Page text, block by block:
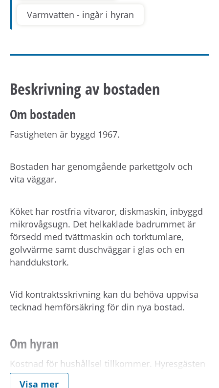
Varmvatten - ingår i hyran
Beskrivning av bostaden
Om bostaden
Fastigheten är byggd 1967.
Bostaden har genomgående parkettgolv och
vita väggar.
Köket har rostfria vitvaror, diskmaskin, inbyggd
mikrovågsugn. Det helkaklade badrummet är
försedd med tvättmaskin och torktumlare,
golvvärme samt duschväggar i glas och en
handdukstork.
Vid kontraktsskrivning kan du behöva uppvisa
tecknad hemförsäkring för din nya bostad.
Om hyran
Kostnad för hushållsel tillkommer. Hyresgästen
ska inneha eget el-abonnemang
Visa mer